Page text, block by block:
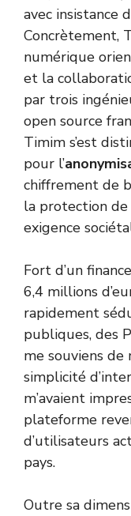
avec insistance
Concrètement,
numérique
et la
par trois
open source
Timim s’est
pour l’
chiffrement de
la protection
exigence
Fort d’un
6,4 millions
rapidement
publiques, des
me souviens de
simplicité
m’avaient
plateforme
d’utilisateurs
pays.
Outre sa